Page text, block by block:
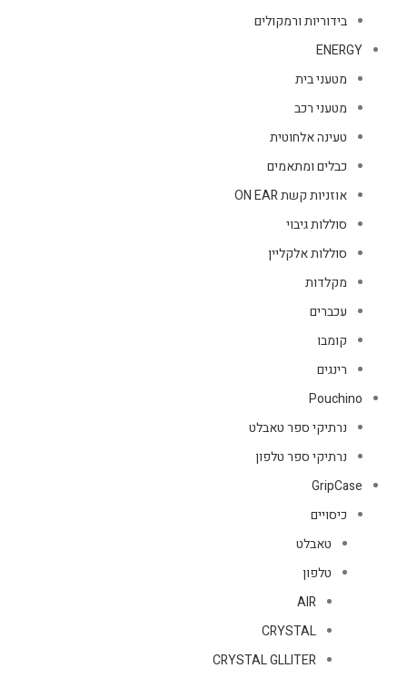
בידוריות ורמקולים
ENERGY
מטעני בית
מטעני רכב
טעינה אלחוטית
כבלים ומתאמים
אוזניות קשת ON EAR
סוללות גיבוי
סוללות אלקליין
מקלדות
עכברים
קומבו
רינגים
Pouchino
נרתיקי ספר טאבלט
נרתיקי ספר טלפון
GripCase
כיסויים
טאבלט
טלפון
AIR
CRYSTAL
CRYSTAL GLLITER